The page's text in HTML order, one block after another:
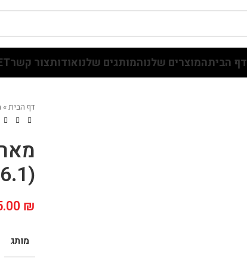
דף הביתהמוצרים שלנוהמותגים שלנואודותצור קשר
דף הבית»
(6.1) iPhone 14 Pro
₪
מותג